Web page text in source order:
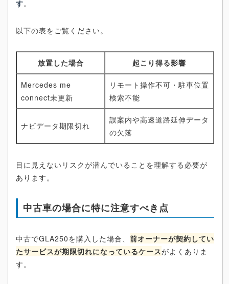
す。
以下の表をご覧ください。
放置した場合 起こり得る影響
Mercedes me
connect未更新
リモート操作不可・駐車位置
検索不能
ナビデータ期限切れ
誤案内や高速道路延伸データ
の欠落
目に見えないリスクが潜んでいることを理解する必要が
あります。
中古車の場合に特に注意すべき点
中古でGLA250を購入した場合、 前オーナーが契約してい
たサービスが期限切れになっているケースがよくありま
す。